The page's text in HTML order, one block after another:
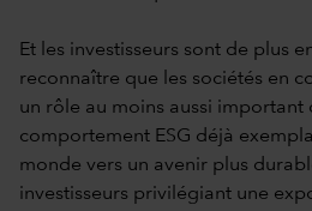
Et les investisseurs sont de plus
reconnaître que les sociétés en
un rôle au moins aussi important
comportement ESG déjà
monde vers un avenir plus
investisseurs privilégiant une